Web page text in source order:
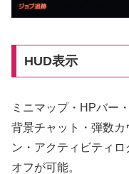
HUD表示
ミニマップ・HPバー
背景チャット・弾数
ン・アクティビティ
オフが可能。